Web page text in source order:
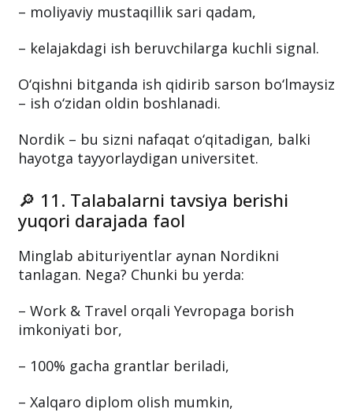
– moliyaviy mustaqillik sari qadam,
– kelajakdagi ish beruvchilarga kuchli signal.
O‘qishni bitganda ish qidirib sarson bo‘lmaysiz
– ish o‘zidan oldin boshlanadi.
Nordik – bu sizni nafaqat o‘qitadigan, balki
hayotga tayyorlaydigan universitet.
🔎 11. Talabalarni tavsiya berishi
yuqori darajada faol
Minglab abituriyentlar aynan Nordikni
tanlagan. Nega? Chunki bu yerda:
– Work & Travel orqali Yevropaga borish
imkoniyati bor,
– 100% gacha grantlar beriladi,
– Xalqaro diplom olish mumkin,